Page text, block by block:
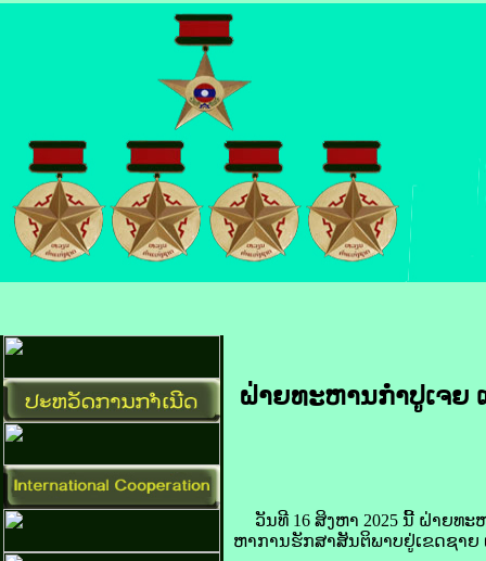
ຝ່າຍ​ທະຫານ​ກຳປູເຈຍ​
ວັນ​ທີ 16 ສິງຫາ 2025 ນີ້​ ຝ່າຍ​ທະ
ຫາ​ການ​ຮັກສາ​ສັນຕິພາບ​ຢູ່​ເຂດ​ຊາຍ